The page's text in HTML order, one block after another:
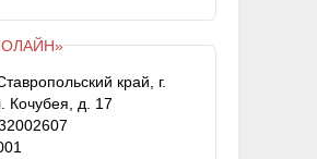
край, г.
Кочубея, д. 17